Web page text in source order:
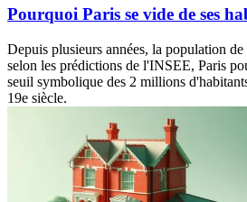
Pourquoi Paris se vide de ses
Depuis plusieurs années, la population
selon les prédictions de l'INSEE, Paris
seuil symbolique des 2 millions
19e siècle.